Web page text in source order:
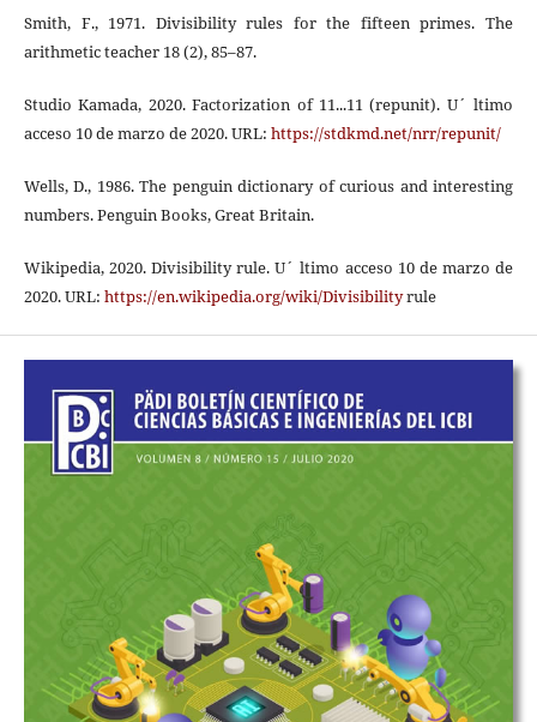
Smith, F., 1971. Divisibility rules for the fifteen primes. The
arithmetic teacher 18 (2), 85–87.
Studio Kamada, 2020. Factorization of 11...11 (repunit). U´ ltimo
acceso 10 de marzo de 2020. URL: https://stdkmd.net/nrr/repunit/
Wells, D., 1986. The penguin dictionary of curious and interesting
numbers. Penguin Books, Great Britain.
Wikipedia, 2020. Divisibility rule. U´ ltimo acceso 10 de marzo de
2020. URL: https://en.wikipedia.org/wiki/Divisibilityrule